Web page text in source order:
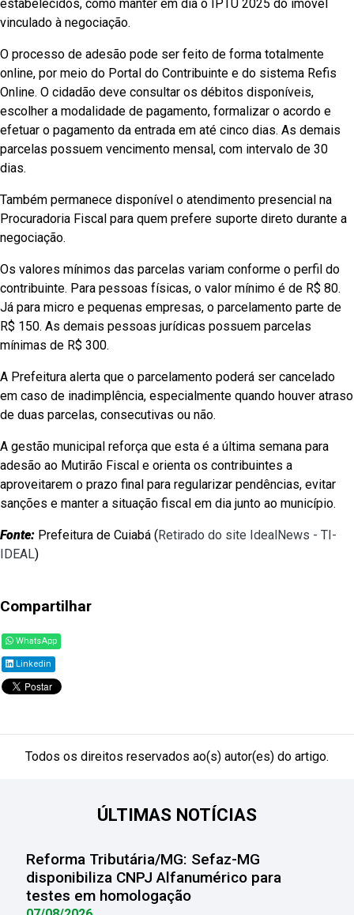
estabelecidos, como manter em dia o IPTU 2025 do imóvel
vinculado à negociação.
O processo de adesão pode ser feito de forma totalmente
online, por meio do Portal do Contribuinte e do sistema Refis
Online. O cidadão deve consultar os débitos disponíveis,
escolher a modalidade de pagamento, formalizar o acordo e
efetuar o pagamento da entrada em até cinco dias. As demais
parcelas possuem vencimento mensal, com intervalo de 30
dias.
Também permanece disponível o atendimento presencial na
Procuradoria Fiscal para quem prefere suporte direto durante a
negociação.
Os valores mínimos das parcelas variam conforme o perfil do
contribuinte. Para pessoas físicas, o valor mínimo é de R$ 80.
Já para micro e pequenas empresas, o parcelamento parte de
R$ 150. As demais pessoas jurídicas possuem parcelas
mínimas de R$ 300.
A Prefeitura alerta que o parcelamento poderá ser cancelado
em caso de inadimplência, especialmente quando houver atraso
de duas parcelas, consecutivas ou não.
A gestão municipal reforça que esta é a última semana para
adesão ao Mutirão Fiscal e orienta os contribuintes a
aproveitarem o prazo final para regularizar pendências, evitar
sanções e manter a situação fiscal em dia junto ao município.
Fonte: Prefeitura de Cuiabá (Retirado do site IdealNews - TI-
IDEAL)
Compartilhar
WhatsApp
Linkedin
Todos os direitos reservados ao(s) autor(es) do artigo.
ÚLTIMAS NOTÍCIAS
Reforma Tributária/MG: Sefaz-MG
disponibiliza CNPJ Alfanumérico para
testes em homologação